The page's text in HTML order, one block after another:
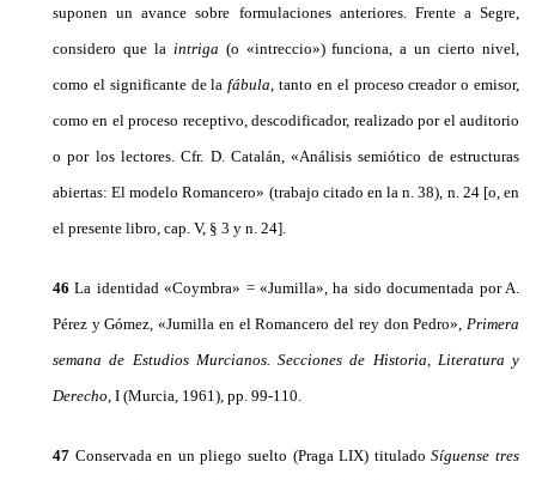
suponen un avance sobre formulaciones anteriores. Frente a Segre,
considero que la intriga (o «intreccio») funciona, a un cierto nivel,
como el significante de lafábula , tanto en el proceso creador o emisor,
como en el proceso receptivo, descodificador, realizado por el auditorio
o por los lectores. Cfr. D. Catalán, «Análisis semiótico de estructuras
abiertas: El modelo Romancero» (trabajo citado en la n. 38), n. 24 [o, en
el presente libro, cap. V, § 3 y n. 24].
46 La identidad «Coymbra» = «Jumilla», ha sido documentada por A.
Pérez y Gómez, «Jumilla en el Romancero del rey don Pedro», Primera
semana de Estudios Murcianos. Secciones de Historia, Literatura y
Derecho , I (Murcia, 1961), pp. 99-110.
47 Conservada en un pliego suelto (Praga LIX) tituladoSíguense tres